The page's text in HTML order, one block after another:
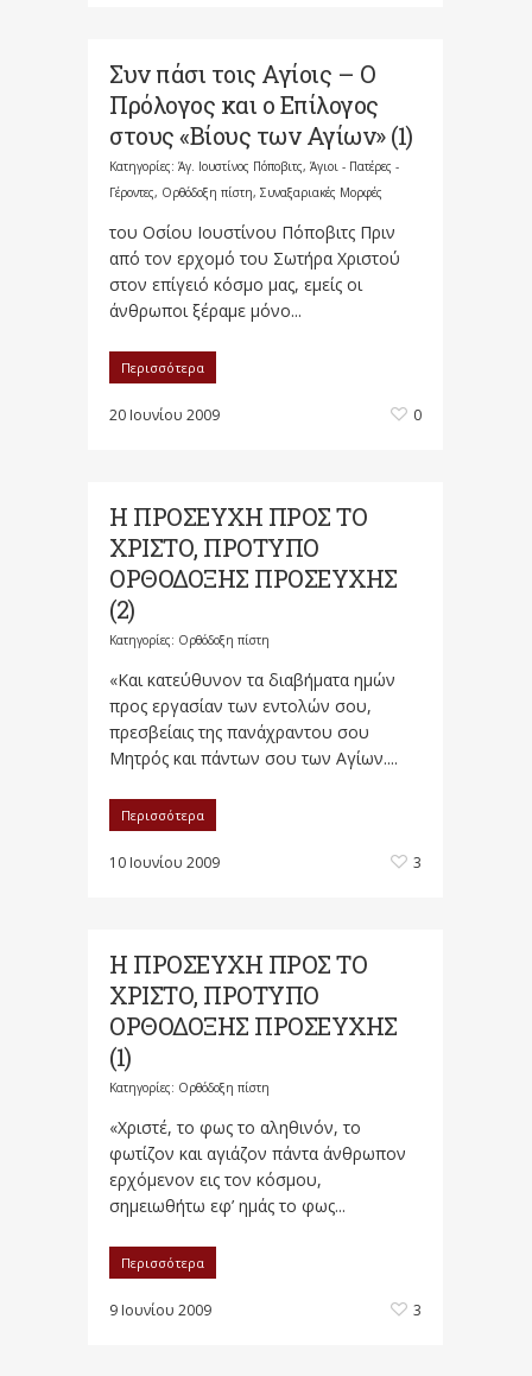
Συν πάσι τοις Αγίοις – Ο
Πρόλογος και ο Επίλογος
στους «Βίους των Αγίων» (1)
Κατηγορίες: Άγ. Ιουστίνος Πόποβιτς, Άγιοι - Πατέρες -
Γέροντες, Ορθόδοξη πίστη, Συναξαριακές Μορφές
του Οσίου Ιουστίνου Πόποβιτς Πριν
από τον ερχομό του Σωτήρα Χριστού
στον επίγειό κόσμο μας, εμείς οι
άνθρωποι ξέραμε μόνο...
Περισσότερα
20 Ιουνίου 2009 0
Η ΠΡΟΣΕΥΧΗ ΠΡΟΣ ΤΟ
ΧΡΙΣΤΟ, ΠΡΟΤΥΠΟ
ΟΡΘΟΔΟΞΗΣ ΠΡΟΣΕΥΧΗΣ
(2)
Κατηγορίες: Ορθόδοξη πίστη
«Και κατεύθυνον τα διαβήματα ημών
προς εργασίαν των εντολών σου,
πρεσβείαις της πανάχραντου σου
Μητρός και πάντων σου των Αγίων....
Περισσότερα
10 Ιουνίου 2009 3
Η ΠΡΟΣΕΥΧΗ ΠΡΟΣ ΤΟ
ΧΡΙΣΤΟ, ΠΡΟΤΥΠΟ
ΟΡΘΟΔΟΞΗΣ ΠΡΟΣΕΥΧΗΣ
(1)
Κατηγορίες: Ορθόδοξη πίστη
«Χριστέ, το φως το αληθινόν, το
φωτίζον και αγιάζον πάντα άνθρωπον
ερχόμενον εις τον κόσμου,
σημειωθήτω εφ’ ημάς το φως...
Περισσότερα
9 Ιουνίου 2009 3